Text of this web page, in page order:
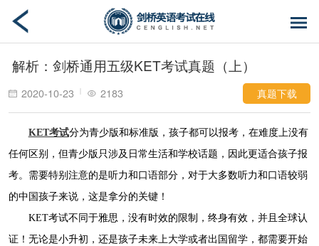
解析：剑桥通用五级KET考试真题（上）
2020-10-23 2183 真题下载
KET考试分为青少版和标准版，孩子都可以报考，在难度上没有
任何区别，但青少版只涉及日常生活和学校话题，因此更适合孩子报
考。需要特别注意的是听力和口语部分，对于大多数听力和口语较弱
的中国孩子来说，这是拿分的关键！
KET考试不同于雅思，没有时效的限制，终身有效，并且全球认
证！无论是小升初，还是孩子未来上大学或者出国留学，都需要开始